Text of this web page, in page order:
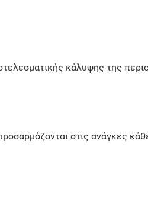
κάλυψης της
στις ανάγκες